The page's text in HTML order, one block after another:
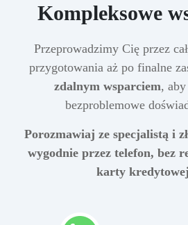
Kompleksowe
Przeprowadzimy Cię przez
przygotowania aż po finalne
zdalnym wsparciem,
bezproblemowe
Porozmawiaj ze specjalistą i
wygodnie przez telefon, bez
karty